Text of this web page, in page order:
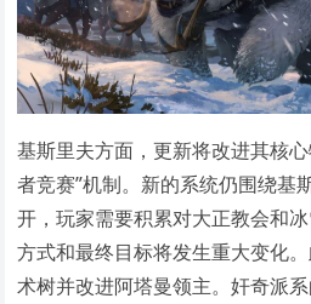
基斯里夫方面，更新将改进其核
者竞赛”机制。新的系统仍围绕基
开，玩家需要积累对大正教会和
方式和最终目标将发生重大变化
术树并改进阿塔曼领主。奸奇派